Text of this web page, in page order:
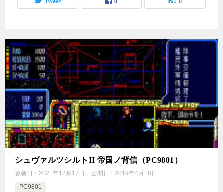
Tweet 0 0
シュヴァルツシルトII 帝国ノ背信（PC9801）
更新日： 2021年12月17日 公開日： 2019年4月18日
PC9801